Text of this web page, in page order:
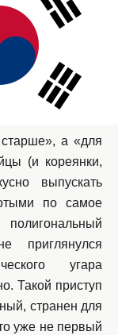
а «для
(и кореянки,
выпускать
по самое
приглянулся
угара
Такой приступ
странен для
уже не первый